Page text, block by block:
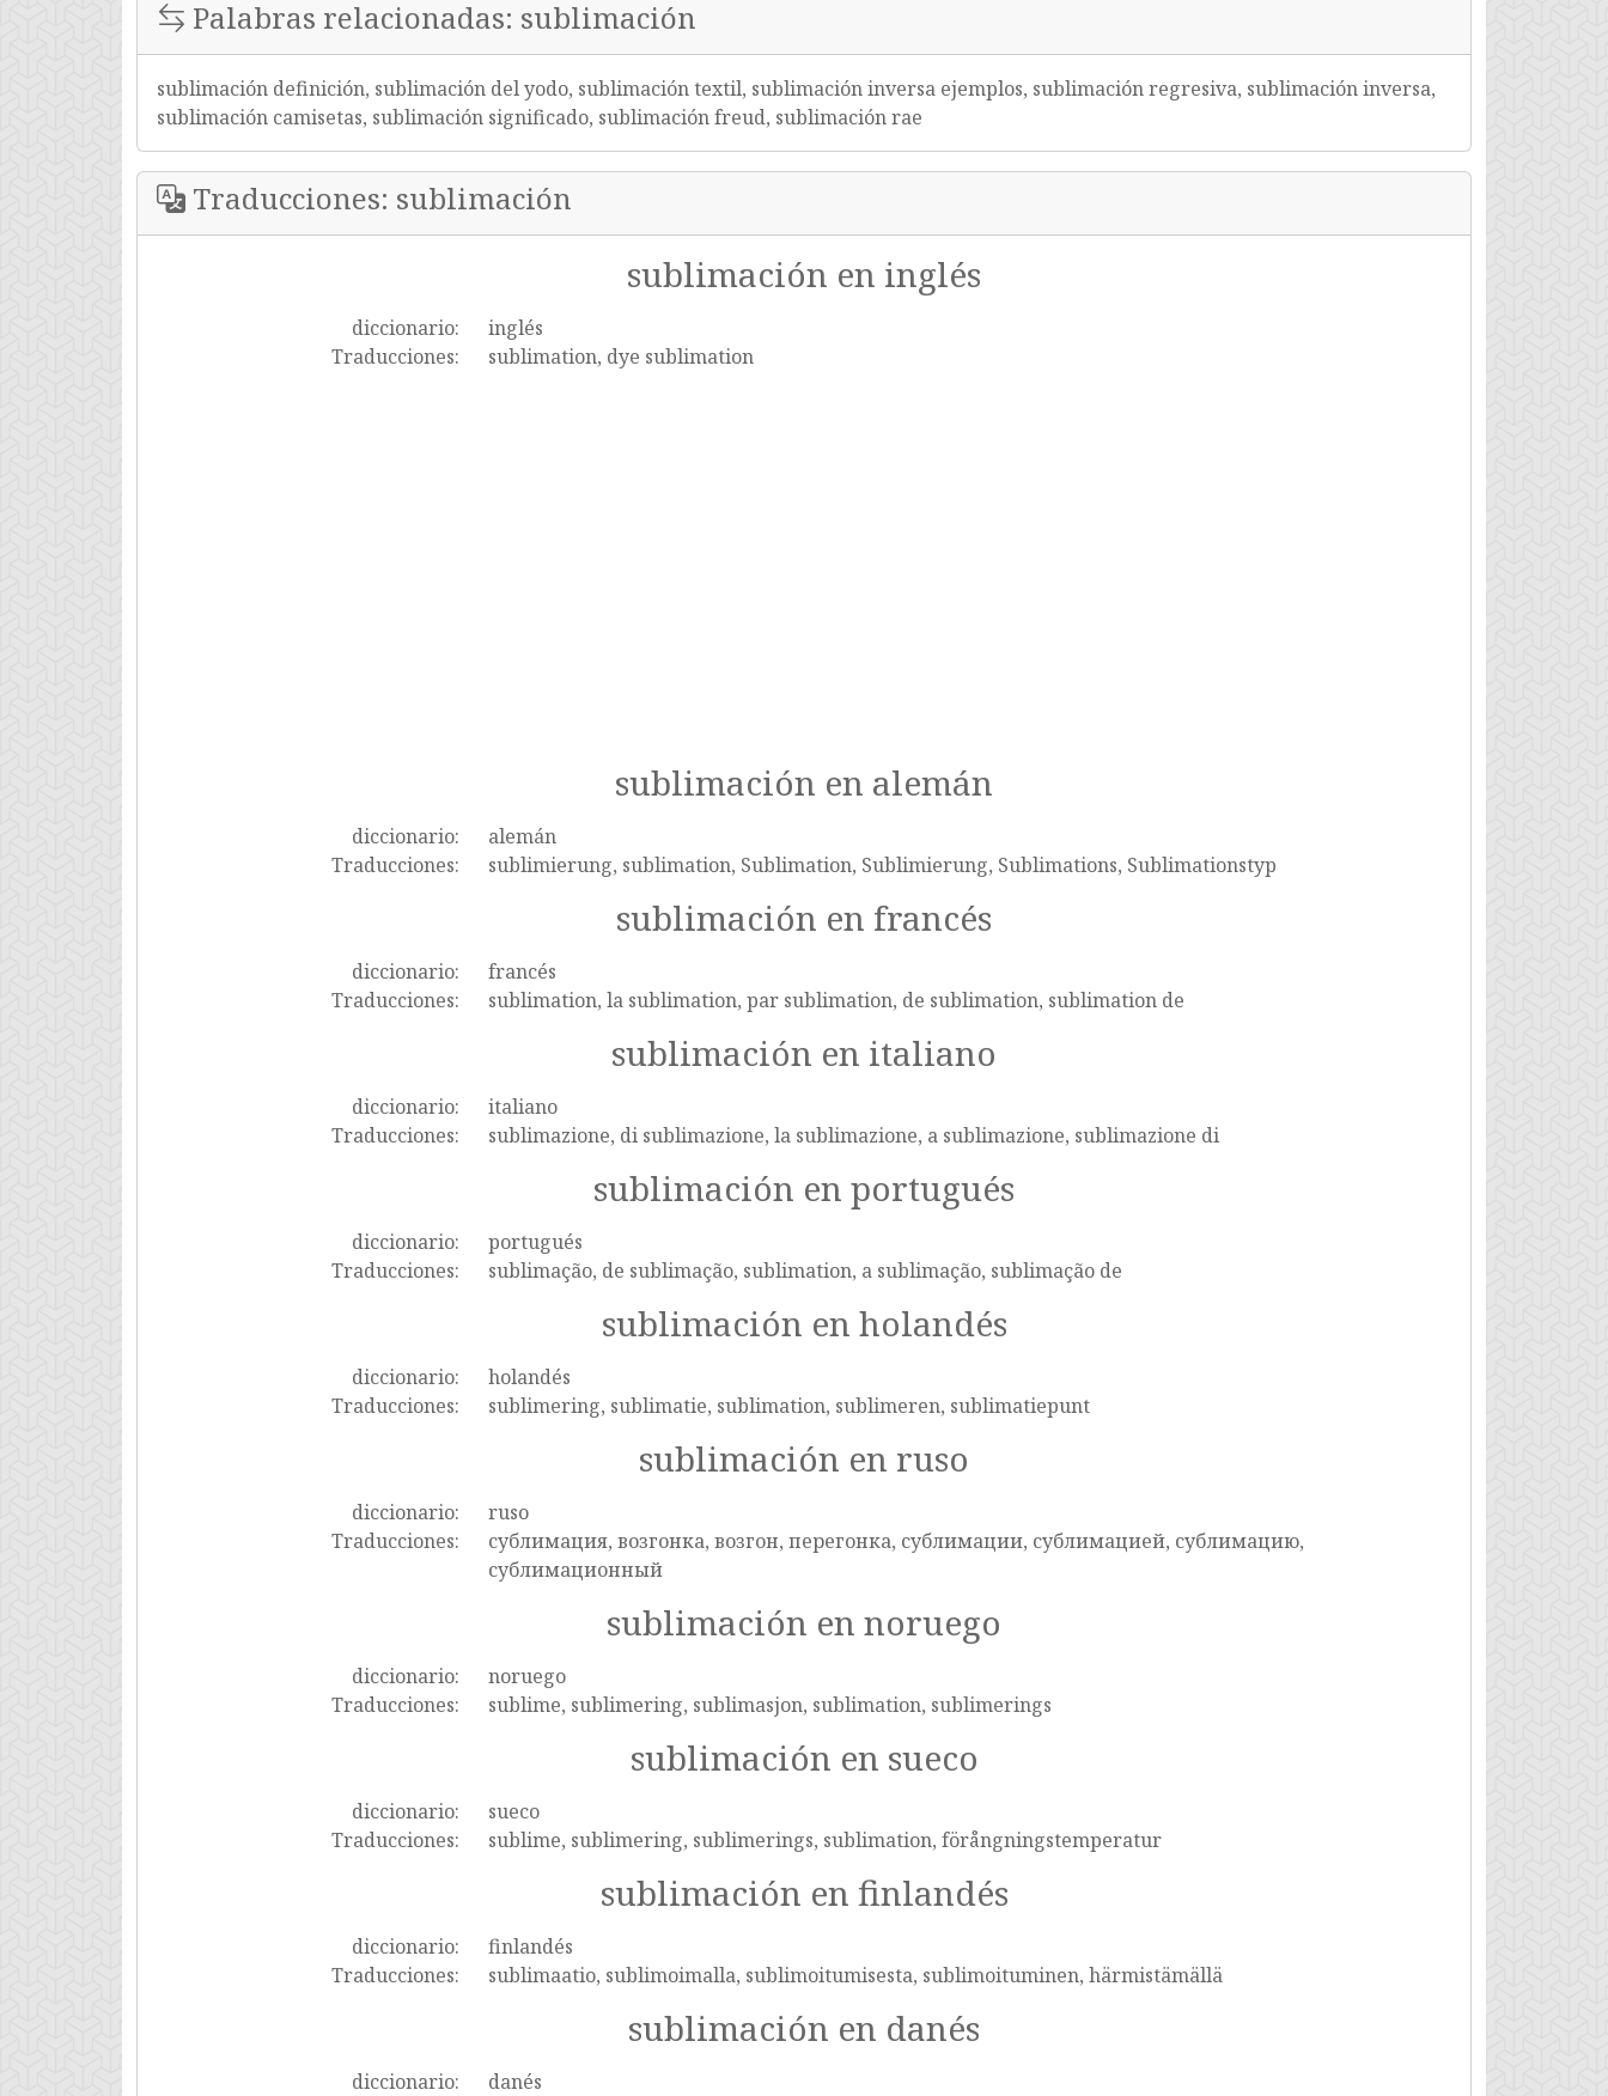
Palabras relacionadas: sublimación
sublimación definición, sublimación del yodo, sublimación textil, sublimación inversa ejemplos, sublimación regresiva, sublimación inversa,
sublimación camisetas, sublimación significado, sublimación freud, sublimación rae
Traducciones: sublimación
sublimación en inglés
diccionario:
inglés
Traducciones:
sublimation, dye sublimation
sublimación en alemán
diccionario:
alemán
Traducciones:
sublimierung, sublimation, Sublimation, Sublimierung, Sublimations, Sublimationstyp
sublimación en francés
diccionario:
francés
Traducciones:
sublimation, la sublimation, par sublimation, de sublimation, sublimation de
sublimación en italiano
diccionario:
italiano
Traducciones:
sublimazione, di sublimazione, la sublimazione, a sublimazione, sublimazione di
sublimación en portugués
diccionario:
portugués
Traducciones:
sublimação, de sublimação, sublimation, a sublimação, sublimação de
sublimación en holandés
diccionario:
holandés
Traducciones:
sublimering, sublimatie, sublimation, sublimeren, sublimatiepunt
sublimación en ruso
diccionario:
ruso
Traducciones:
сублимация, возгонка, возгон, перегонка, сублимации, сублимацией, сублимацию,
сублимационный
sublimación en noruego
diccionario:
noruego
Traducciones:
sublime, sublimering, sublimasjon, sublimation, sublimerings
sublimación en sueco
diccionario:
sueco
Traducciones:
sublime, sublimering, sublimerings, sublimation, förångningstemperatur
sublimación en finlandés
diccionario:
finlandés
Traducciones:
sublimaatio, sublimoimalla, sublimoitumisesta, sublimoituminen, härmistämällä
sublimación en danés
diccionario:
danés